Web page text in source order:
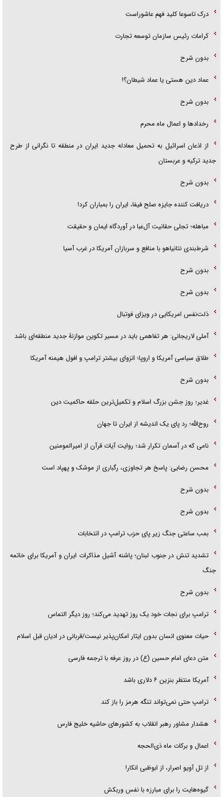
درک تاسوعا کلید فهم عاشوراست
کرامات رئیس سازمان توسعه تجارت
بدون شرح
عماد دین هستی یا عماد شیطان؟!
بدون شرح
رخداد‌ها و اعمال ماه محرم
از اذعان اسرائیل به تحمیل معادله جدید ایران در منطقه تا نگرانی از طرح
جدید ترکیه و عربستان
بدون شرح
دریافت کننده جایزه صلح فیفا، ایران را بمباران کرد!
مباهله؛ تجلی حقانیت آل‌عبا در آوردگاه ایمان و حقیقت
شرط‌بندی نتانیاهو با منافع و سربازان آمریکا در غرب آسیا
بدون شرح
بدون شرح
ذلت‌نفس امریکایی در ویزای فوتبال
آملی لاریجانی: هر تفاهمی باید در مسیر تکوین موازنۀ جدید منطقه‌ای باشد
طلاق سیاسی آمریکا و اروپا؛ انزوای بیشتر ترامپ و افول هیمنه آمریکا
بدون شرح
غدیر؛ روز جشن بزرگ اسلام و تکمیل‌ترین حلقه حاکمیت دین
روح‌الله؛ رد پای یک اندیشه از ایران تا جهان
نامی که در آسمان تکرار شد؛ روایت آیات قرآن از امیرالمومنین
محسن رضایی: پاسخ هر تجاوزی، رگباری از موشک و پهپاد است
بدون شرح
بدون شرح
بمب ساعتی جنگ زیر پای حزب ترام‍پ در انتخابات
تشدید تنش در جنوب لبنان؛ پاشنه آشیل مذاکرات ایران و آمریکا برای خاتمه
جنگ
بدون شرح
ترامپ برای نجات خود یک روز تهدید می‌کند؛ روز دیگر التماس
حیات معنوی انسان بدون ایثار امکان‌پذیر نیست/قربانی در ادیان قبل اسلام
متن دعای امام حسین (ع) در روز عرفه با ترجمه فارسی
آمریکا منتظر بنزین ۶ دلاری باشد
ترامپ حتی نمی‌تواند تنگه هرمز را باز کند
هشدار مشاور رهبر انقلاب به کشور‌های حاشیه خلیج فارس
اعمال و برکات ماه ذی‌الحجه
از تل آویو اصرار، از ابوظبی انکار!
گیوه‌هایت را برای مبارزه با نفس وربکش